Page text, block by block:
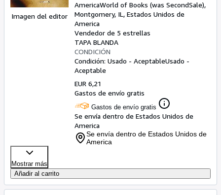
Imagen del editor
AmericaWorld of Books (was SecondSale),
Montgomery, IL, Estados Unidos de
America
Vendedor de 5 estrellas
TAPA BLANDA
CONDICIÓN
Condición: Usado - AceptableUsado -
Aceptable
EUR 6,21
Gastos de envío gratis
Gastos de envío gratis
Se envía dentro de Estados Unidos de
America
Se envía dentro de Estados Unidos de
America
Mostrar más
Añadir al carrito